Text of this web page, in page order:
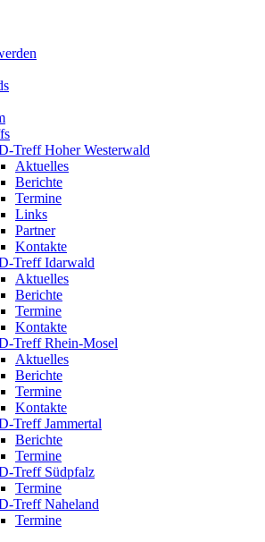
Treff Hoher Westerwald
Aktuelles
Berichte
Termine
Links
Partner
Kontakte
Treff Idarwald
Aktuelles
Berichte
Termine
Kontakte
Treff Rhein-Mosel
Aktuelles
Berichte
Termine
Kontakte
Treff Jammertal
Berichte
Termine
Treff Südpfalz
Termine
Treff Naheland
Termine